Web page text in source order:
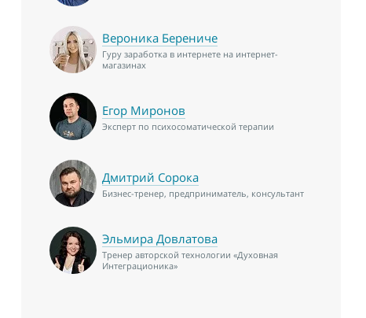
Вероника Берениче
Гуру заработка в интернете на интернет-
магазинах
Егор Миронов
Эксперт по психосоматической терапии
Дмитрий Сорока
Бизнес-тренер, предприниматель, консультант
Эльмира Довлатова
Тренер авторской технологии «Духовная
Интеграционика»